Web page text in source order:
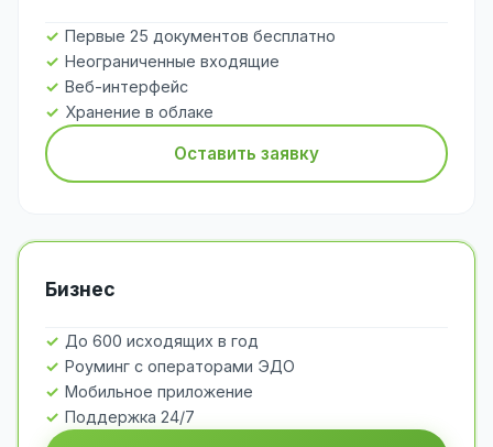
Первые 25 документов бесплатно
Неограниченные входящие
Веб-интерфейс
Хранение в облаке
Оставить заявку
Бизнес
До 600 исходящих в год
Роуминг с операторами ЭДО
Мобильное приложение
Поддержка 24/7